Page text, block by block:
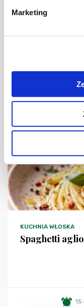
Marketing
cielęce z
KUCHNIA WŁOSKA
Spaghetti
15